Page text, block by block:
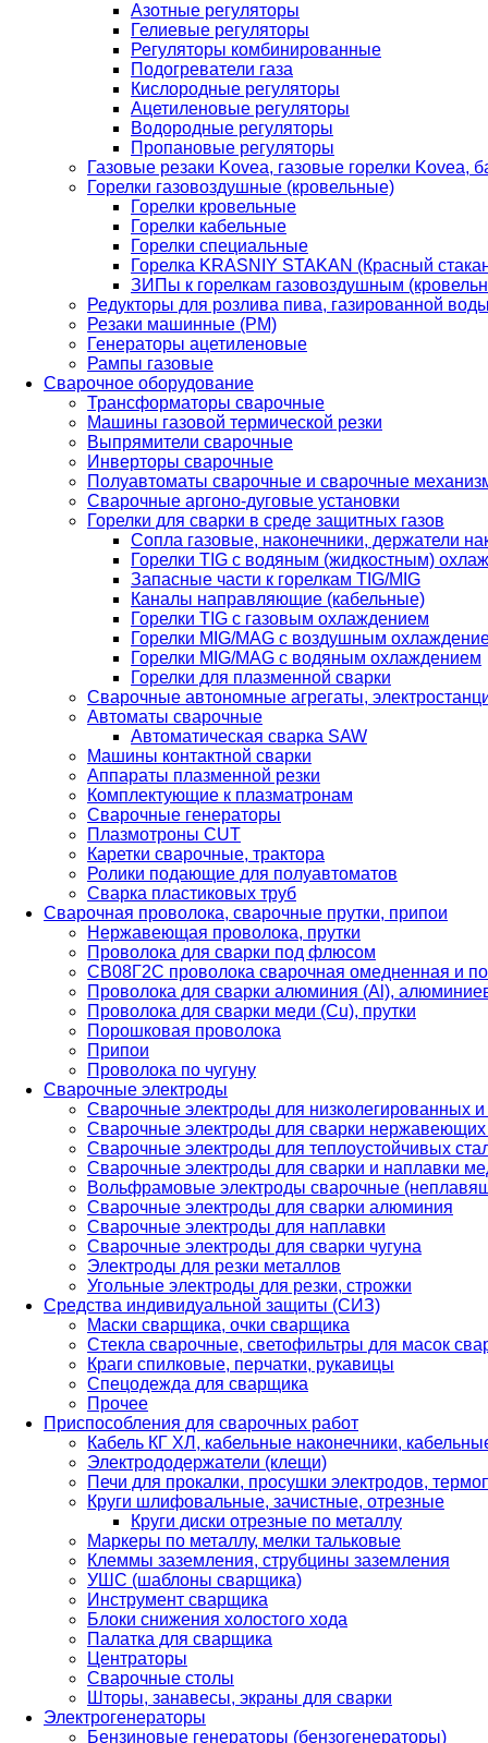
Азотные регуляторы
Гелиевые регуляторы
Регуляторы комбинированные
Подогреватели газа
Кислородные регуляторы
Ацетиленовые регуляторы
Водородные регуляторы
Пропановые регуляторы
Газовые резаки Kovea, газовые горелки Kovea,
Горелки газовоздушные (кровельные)
Горелки кровельные
Горелки кабельные
Горелки специальные
Горелка KRASNIY STAKAN (Красный
ЗИПы к горелкам газовоздушным
Редукторы для розлива пива, газированной
Резаки машинные (РМ)
Генераторы ацетиленовые
Рампы газовые
Сварочное оборудование
Трансформаторы сварочные
Машины газовой термической резки
Выпрямители сварочные
Инверторы сварочные
Полуавтоматы сварочные и сварочные
Сварочные аргоно-дуговые установки
Горелки для сварки в среде защитных газов
Сопла газовые, наконечники, держатели
Горелки TIG с водяным (жидкостным)
Запасные части к горелкам TIG/MIG
Каналы направляющие (кабельные)
Горелки TIG с газовым охлаждением
Горелки MIG/MAG с воздушным
Горелки MIG/MAG с водяным охлаждением
Горелки для плазменной сварки
Сварочные автономные агрегаты,
Автоматы сварочные
Автоматическая сварка SAW
Машины контактной сварки
Аппараты плазменной резки
Комплектующие к плазматронам
Сварочные генераторы
Плазмотроны CUT
Каретки сварочные, трактора
Ролики подающие для полуавтоматов
Сварка пластиковых труб
Сварочная проволока, сварочные прутки, припои
Нержавеющая проволока, прутки
Проволока для сварки под флюсом
СВ08Г2С проволока сварочная омедненная и
Проволока для сварки алюминия (Al),
Проволока для сварки меди (Cu), прутки
Порошковая проволока
Припои
Проволока по чугуну
Сварочные электроды
Сварочные электроды для низколегированных и
Сварочные электроды для сварки
Сварочные электроды для теплоустойчивых
Сварочные электроды для сварки и наплавки
Вольфрамовые электроды сварочные
Сварочные электроды для сварки алюминия
Сварочные электроды для наплавки
Сварочные электроды для сварки чугуна
Электроды для резки металлов
Угольные электроды для резки, строжки
Средства индивидуальной защиты (СИЗ)
Маски сварщика, очки сварщика
Стекла сварочные, светофильтры для масок
Краги спилковые, перчатки, рукавицы
Спецодежда для сварщика
Прочее
Приспособления для сварочных работ
Кабель КГ ХЛ, кабельные наконечники,
Электрододержатели (клещи)
Печи для прокалки, просушки электродов,
Круги шлифовальные, зачистные, отрезные
Круги диски отрезные по металлу
Маркеры по металлу, мелки тальковые
Клеммы заземления, струбцины заземления
УШС (шаблоны сварщика)
Инструмент сварщика
Блоки снижения холостого хода
Палатка для сварщика
Центраторы
Сварочные столы
Шторы, занавесы, экраны для сварки
Электрогенераторы
Бензиновые генераторы (бензогенераторы)